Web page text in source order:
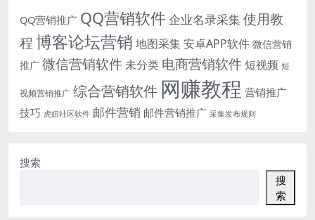
QQ营销推广 QQ营销软件企业名录采集使用教
程博客论坛营销 地图采集安卓APP软件 微信营销
推广 微信营销软件未分类 电商营销软件短视频 短
视频营销推广 综合营销软件 网赚教程 营销推广
技巧 虎妞社区软件 邮件营销 邮件营销推广 采集发布规则
搜索
搜
索